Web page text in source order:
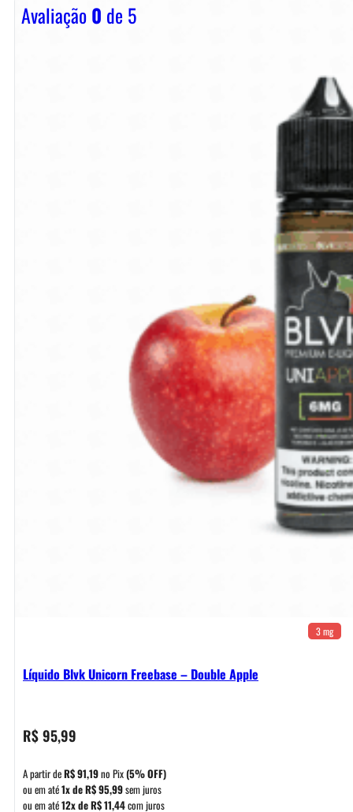
Avaliação0 de 5
3 mg
Líquido Blvk Unicorn Freebase – Double Apple
R$95,99
A partir deR$91,19no Pix(5% OFF)
ou em até1x deR$95,99sem juros
ou em até12x deR$11,44com juros